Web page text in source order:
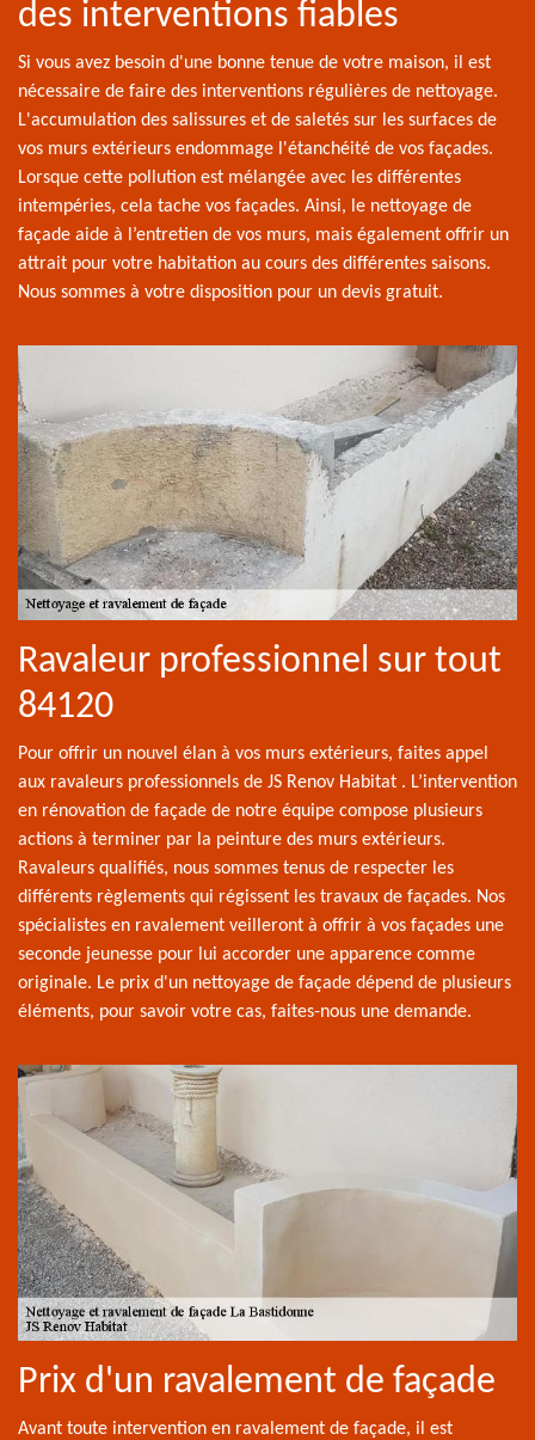
des interventions fiables
Si vous avez besoin d'une bonne tenue de votre maison, il est
nécessaire de faire des interventions régulières de nettoyage.
L'accumulation des salissures et de saletés sur les surfaces de
vos murs extérieurs endommage l'étanchéité de vos façades.
Lorsque cette pollution est mélangée avec les différentes
intempéries, cela tache vos façades. Ainsi, le nettoyage de
façade aide à l’entretien de vos murs, mais également offrir un
attrait pour votre habitation au cours des différentes saisons.
Nous sommes à votre disposition pour un devis gratuit.
Ravaleur professionnel sur tout
84120
Pour offrir un nouvel élan à vos murs extérieurs, faites appel
aux ravaleurs professionnels de JS Renov Habitat . L’intervention
en rénovation de façade de notre équipe compose plusieurs
actions à terminer par la peinture des murs extérieurs.
Ravaleurs qualifiés, nous sommes tenus de respecter les
différents règlements qui régissent les travaux de façades. Nos
spécialistes en ravalement veilleront à offrir à vos façades une
seconde jeunesse pour lui accorder une apparence comme
originale. Le prix d'un nettoyage de façade dépend de plusieurs
éléments, pour savoir votre cas, faites-nous une demande.
Prix d'un ravalement de façade
Avant toute intervention en ravalement de façade, il est